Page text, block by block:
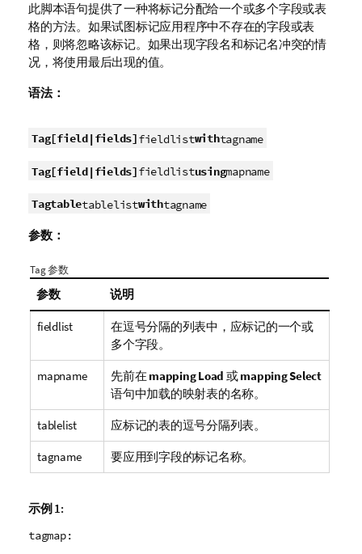
此脚本语句提供了一种将标记分配给一个或多个字段或表
格的方法。如果试图标记应用程序中不存在的字段或表
格，则将忽略该标记。如果出现字段名和标记名冲突的情
况，将使用最后出现的值。
语法：
Tag[field|fields]fieldlistwithtagname
Tag[field|fields]fieldlistusingmapname
Tagtabletablelistwithtagname
参数：
Tag 参数
参数 说明
fieldlist
在逗号分隔的列表中，应标记的一个或
多个字段。
mapname 先前在 mapping Load 或mapping Select
语句中加载的映射表的名称。
tablelist 应标记的表的逗号分隔列表。
tagname 要应用到字段的标记名称。
示例 1:
tagmap: